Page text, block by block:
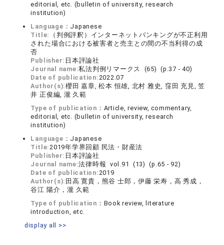
editorial, etc. (bulletin of university, research
institution)
Language： Japanese
Title:
（判例評釈）インターネットバンキングが不正利用
された場合における被害者と売主との間の不当利得の成
否
Publisher: 日本評論社
Journal name:私法判例リマークス (65) (p.37 - 40)
Date of publication:2022.07
Author(s):櫻田 嘉章, 松本 恒雄, 北村 雅史, 窪田 充見, 笠
井 正俊編, 瀧 久範
Type of publication： Article, review, commentary,
editorial, etc. (bulletin of university, research
institution)
Language： Japanese
Title:2019年学界回顧 民法・財産法
Publisher: 日本評論社
Journal name:法律時報 vol.91 (13) (p.65 - 92)
Date of publication:2019
Author(s): 田高 寛貴，熊谷 士郎，伊藤 栄寿，高 秀成，
谷江 陽介，瀧 久範
Type of publication： Book review, literature
introduction, etc.
display all >>